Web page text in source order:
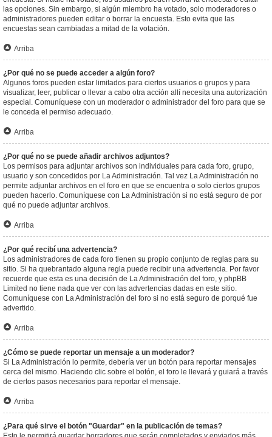
las opciones. Sin embargo, si algún miembro ha votado, solo moderadores o
administradores pueden editar o borrar la encuesta. Esto evita que las
encuestas sean cambiadas a mitad de la votación.
Arriba
¿Por qué no se puede acceder a algún foro?
Algunos foros pueden estar limitados para ciertos usuarios o grupos y para
visualizar, leer, publicar o llevar a cabo otra acción allí necesita una autorización
especial. Comuníquese con un moderador o administrador del foro para que se
le conceda el permiso adecuado.
Arriba
¿Por qué no se puede añadir archivos adjuntos?
Los permisos para adjuntar archivos son individuales para cada foro, grupo,
usuario y son concedidos por La Administración. Tal vez La Administración no
permite adjuntar archivos en el foro en que se encuentra o solo ciertos grupos
pueden hacerlo. Comuníquese con La Administración si no está seguro de por
qué no puede adjuntar archivos.
Arriba
¿Por qué recibí una advertencia?
Los administradores de cada foro tienen su propio conjunto de reglas para su
sitio. Si ha quebrantado alguna regla puede recibir una advertencia. Por favor
recuerde que esta es una decisión de La Administración del foro, y phpBB
Limited no tiene nada que ver con las advertencias dadas en este sitio.
Comuníquese con La Administración del foro si no está seguro de porqué fue
advertido.
Arriba
¿Cómo se puede reportar un mensaje a un moderador?
Si La Administración lo permite, debería ver un botón para reportar mensajes
cerca del mismo. Haciendo clic sobre el botón, el foro le llevará y guiará a través
de ciertos pasos necesarios para reportar el mensaje.
Arriba
¿Para qué sirve el botón "Guardar" en la publicación de temas?